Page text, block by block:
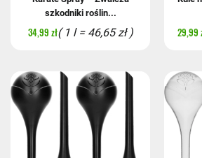
szkodniki roślin...
34,99 zł( 1 l = 46,65 zł ) 29,99